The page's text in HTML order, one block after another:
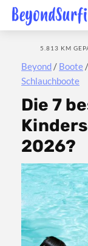
Beyond / Boote /
Schlauchboote
5.813 KM
Die 7
2026?